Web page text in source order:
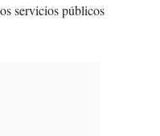
servicios públicos